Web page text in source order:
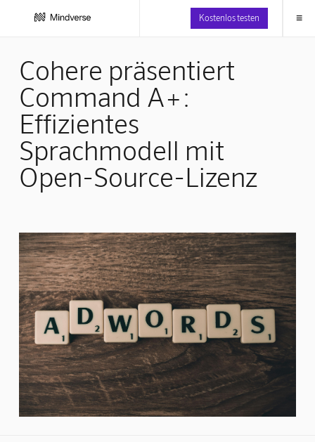
Kostenlos testen ≡
Cohere präsentiert
Command A+:
Effizientes
Sprachmodell mit
Open-Source-Lizenz